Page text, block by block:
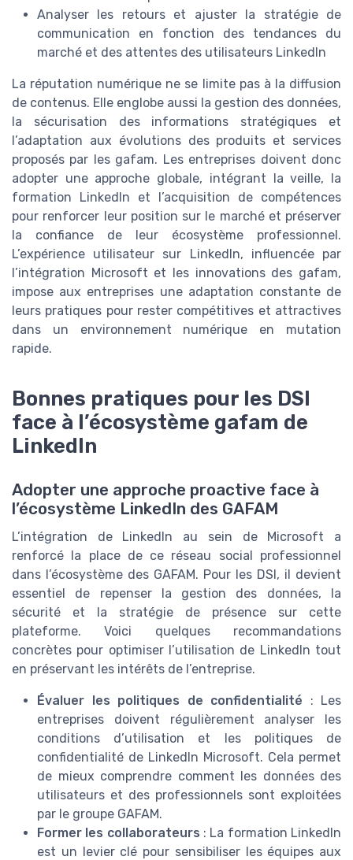
Analyser les retours et ajuster la stratégie de
communication en fonction des tendances du
marché et des attentes des utilisateurs LinkedIn
La réputation numérique ne se limite pas à la diffusion
de contenus. Elle englobe aussi la gestion des données,
la sécurisation des informations stratégiques et
l’adaptation aux évolutions des produits et services
proposés par les gafam. Les entreprises doivent donc
adopter une approche globale, intégrant la veille, la
formation LinkedIn et l’acquisition de compétences
pour renforcer leur position sur le marché et préserver
la confiance de leur écosystème professionnel.
L’expérience utilisateur sur LinkedIn, influencée par
l’intégration Microsoft et les innovations des gafam,
impose aux entreprises une adaptation constante de
leurs pratiques pour rester compétitives et attractives
dans un environnement numérique en mutation
rapide.
Bonnes pratiques pour les DSI
face à l’écosystème gafam de
LinkedIn
Adopter une approche proactive face à
l’écosystème LinkedIn des GAFAM
L’intégration de LinkedIn au sein de Microsoft a
renforcé la place de ce réseau social professionnel
dans l’écosystème des GAFAM. Pour les DSI, il devient
essentiel de repenser la gestion des données, la
sécurité et la stratégie de présence sur cette
plateforme. Voici quelques recommandations
concrètes pour optimiser l’utilisation de LinkedIn tout
en préservant les intérêts de l’entreprise.
Évaluer les politiques de confidentialité : Les
entreprises doivent régulièrement analyser les
conditions d’utilisation et les politiques de
confidentialité de LinkedIn Microsoft. Cela permet
de mieux comprendre comment les données des
utilisateurs et des professionnels sont exploitées
par le groupe GAFAM.
Former les collaborateurs : La formation LinkedIn
est un levier clé pour sensibiliser les équipes aux